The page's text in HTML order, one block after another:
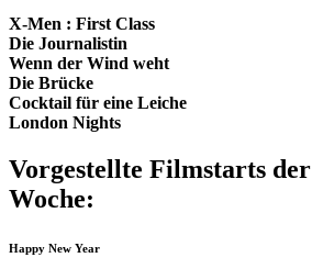
X-Men : First Class
Die Journalistin
Wenn der Wind weht
Die Brücke
Cocktail für eine Leiche
London Nights
Vorgestellte Filmstarts der
Woche:
Happy New Year